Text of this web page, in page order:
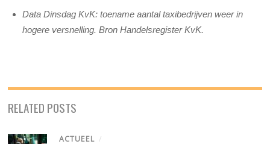
Data Dinsdag KvK: toename aantal taxibedrijven weer in
hogere versnelling. Bron Handelsregister KvK.
RELATED POSTS
ACTUEEL /